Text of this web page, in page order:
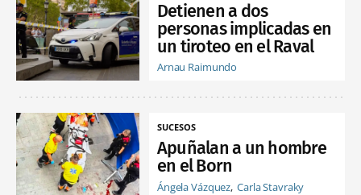
Detienen a dos
personas implicadas en
un tiroteo en el Raval
Arnau Raimundo
SUCESOS
Apuñalan a un hombre
en el Born
Ángela Vázquez Carla Stavraky